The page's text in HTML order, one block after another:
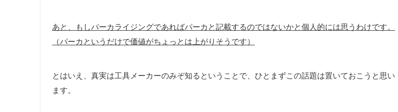
あと、もしパーカライジングであればパーカと記載するのではないかと個人的には思うわけです。
（パーカというだけで価値がちょっとは上がりそうです）
とはいえ、真実は工具メーカーのみぞ知るということで、ひとまずこの話題は置いておこうと思い
ます。